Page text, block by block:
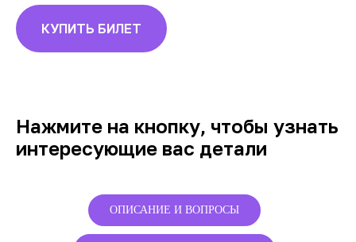
КУПИТЬ БИЛЕТ
Нажмите на кнопку, чтобы узнать
интересующие вас детали
ОПИСАНИЕ И ВОПРОСЫ